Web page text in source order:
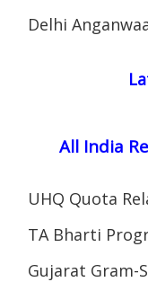
Delhi
All India
UHQ Quota
TA Bharti
Gujarat Gram-